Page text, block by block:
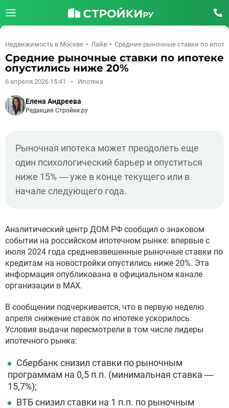
Недвижимость в Москве Лайв Средние рыночные ставки по
Средние рыночные ставки по ипотеке
опустились ниже 20%
6 апреля 2026 15:41 Ипотека
Елена Андреева
Редакция Стройки.ру
Рыночная ипотека может преодолеть еще
один психологический барьер и опуститься
ниже 15% — уже в конце текущего или в
начале следующего года.
Аналитический центр ДОМ.РФ сообщил о знаковом
событии на российском ипотечном рынке: впервые с
июля 2024 года средневзвешенные рыночные ставки по
кредитам на новостройки опустились ниже 20%. Эта
информация опубликована в официальном канале
организации в МАХ.
В сообщении подчеркивается, что в первую неделю
апреля снижение ставок по ипотеке ускорилось.
Условия выдачи пересмотрели в том числе лидеры
ипотечного рынка:
Сбербанк снизил ставки по рыночным
программам на 0,5 п.п. (минимальная ставка —
15,7%);
ВТБ снизил ставки на 1 п.п. по рыночным